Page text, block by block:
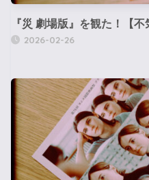
『災 劇場版』を観た！【不
2026-02-26